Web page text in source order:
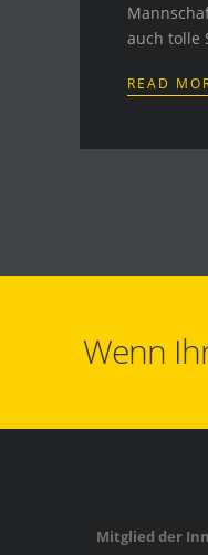
auch tolle
READ
Wenn
Mitglied der